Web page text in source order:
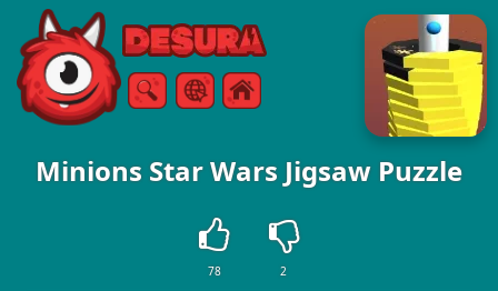
Free Online Games
BuscarMenú
Minions Star Wars Jigsaw Puzzle
78 2